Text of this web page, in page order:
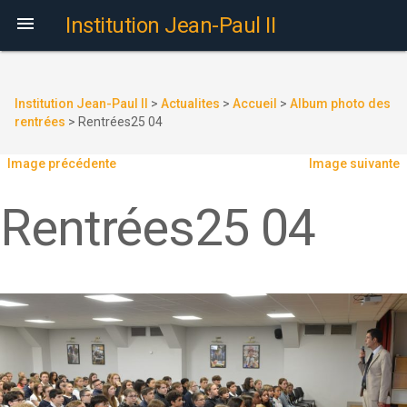
 Institution Jean-Paul II
Institution Jean-Paul II > Actualites > Accueil > Album photo des
rentrées > Rentrées25 04
Image précédente Image suivante
Rentrées25 04